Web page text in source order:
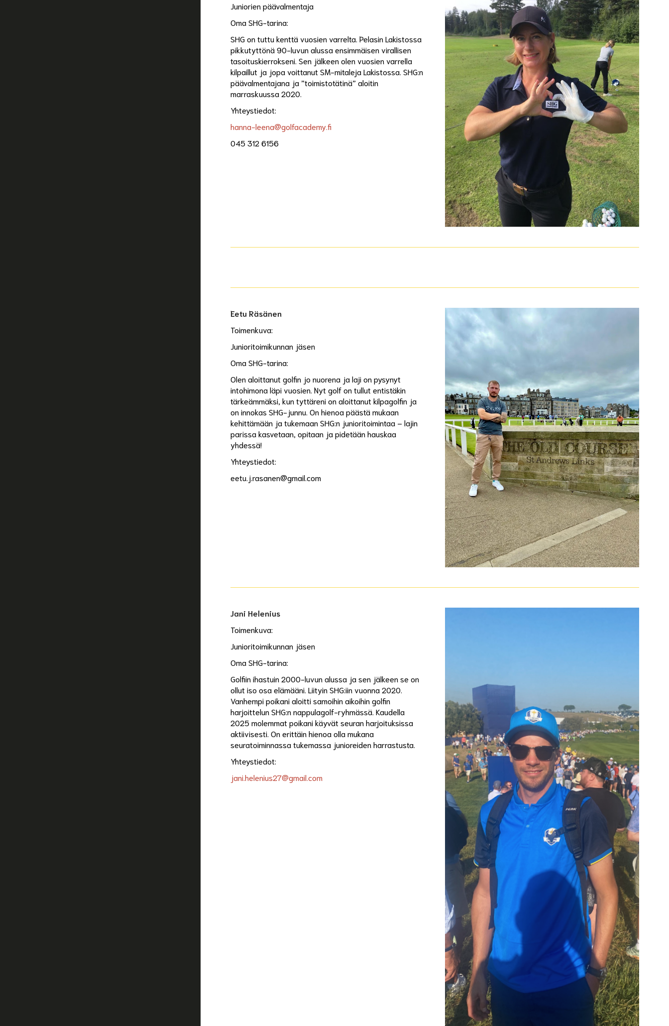
Juniorien päävalmentaja
Oma SHG-tarina:
SHG on tuttu kenttä vuosien varrelta. Pelasin Lakistossa
pikkutyttönä 90-luvun alussa ensimmäisen virallisen
tasoituskierrokseni. Sen jälkeen olen vuosien varrella
kilpaillut ja jopa voittanut SM-mitaleja Lakistossa. SHG:n
päävalmentajana ja ”toimistotätinä” aloitin
marraskuussa 2020.
Yhteystiedot:
hanna-leena@golfacademy.fi
045 312 6156
Eetu Räsänen
Toimenkuva:
Junioritoimikunnan jäsen
Oma SHG-tarina:
Olen aloittanut golfin jo nuorena ja laji on pysynyt
intohimona läpi vuosien. Nyt golf on tullut entistäkin
tärkeämmäksi, kun tyttäreni on aloittanut kilpagolfin ja
on innokas SHG-junnu. On hienoa päästä mukaan
kehittämään ja tukemaan SHG:n junioritoimintaa – lajin
parissa kasvetaan, opitaan ja pidetään hauskaa
yhdessä!
Yhteystiedot:
eetu.j.rasanen@gmail.com
Jani Helenius
Toimenkuva:
Junioritoimikunnan jäsen
Oma SHG-tarina:
Golfiin ihastuin 2000-luvun alussa ja sen jälkeen se on
ollut iso osa elämääni. Liityin SHG:iin vuonna 2020.
Vanhempi poikani aloitti samoihin aikoihin golfin
harjoittelun SHG:n nappulagolf-ryhmässä. Kaudella
2025 molemmat poikani käyvät seuran harjoituksissa
aktiivisesti. On erittäin hienoa olla mukana
seuratoiminnassa tukemassa junioreiden harrastusta.
Yhteystiedot:
jani.helenius27@gmail.com